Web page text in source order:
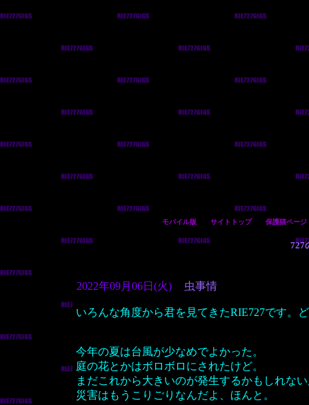
モバイル版 サイトトップ 保護猫ページ
727
2022年09月06日(火) 虫事情
いろんな角度から君を見てきたRIE727です。
今年の夏は台風が少なめでよかった。
庭の花とかはボロボロにされたけど。
まだこれから大きいのが発生するかもしれな
災害はもうこりごりなんだよ、ほんと。